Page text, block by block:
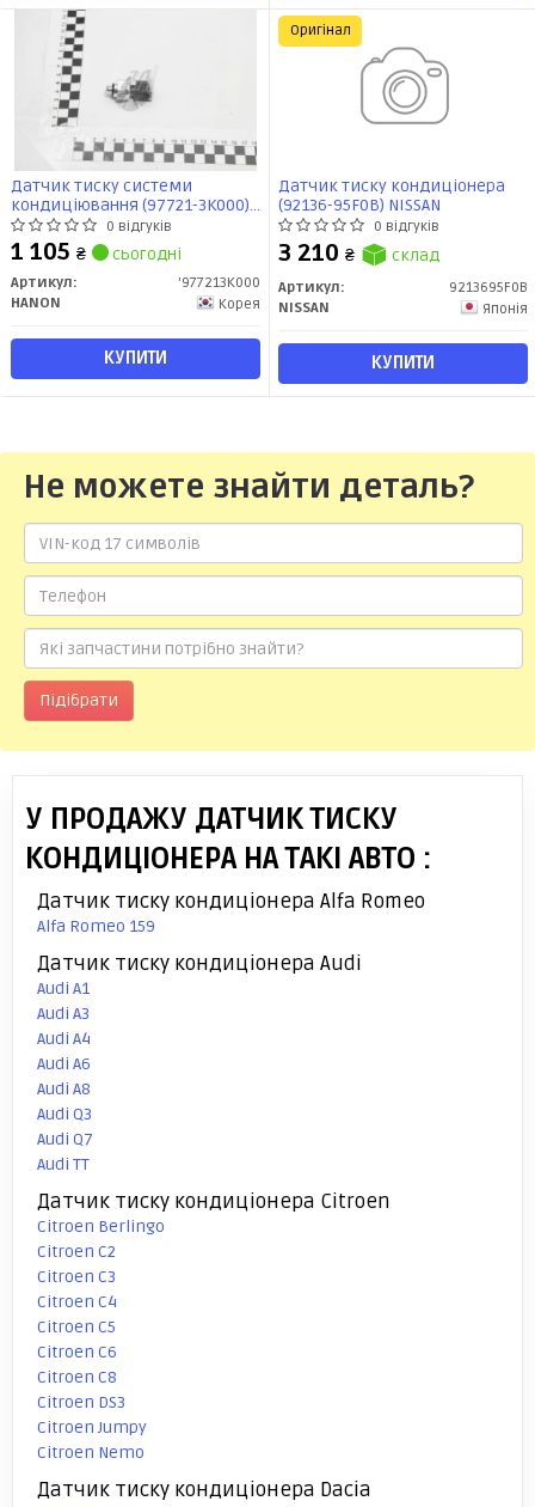
Датчик тиску системи
кондиціювання (97721-3K000)
HCC/HANON 0 відгуків
1 105 ₴ сьогодні
Артикул:
'977213K000
HANON
Корея
КУПИТИ
Датчик тиску кондиціонера
(92136-95F0B) NISSAN
0 відгуків
3 210 ₴ склад
Артикул:
9213695F0B
NISSAN
Японія
КУПИТИ
Оригінал
Не можете знайти деталь?
Підібрати
У ПРОДАЖУ ДАТЧИК ТИСКУ
КОНДИЦІОНЕРА НА ТАКІ АВТО :
Датчик тиску кондиціонера Alfa Romeo
Alfa Romeo 159
Датчик тиску кондиціонера Audi
Audi A1
Audi A3
Audi A4
Audi A6
Audi A8
Audi Q3
Audi Q7
Audi TT
Датчик тиску кондиціонера Citroen
Citroen Berlingo
Citroen C2
Citroen C3
Citroen C4
Citroen C5
Citroen C6
Citroen C8
Citroen DS3
Citroen Jumpy
Citroen Nemo
Датчик тиску кондиціонера Dacia